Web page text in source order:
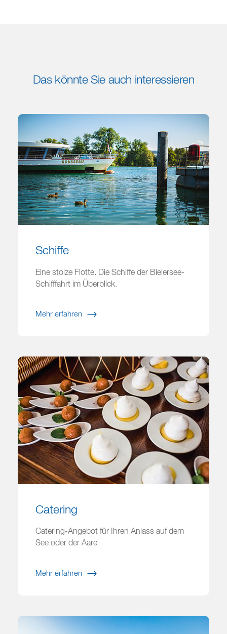
Das könnte Sie auch interessieren
Schiffe
Eine stolze Flotte. Die Schiffe der Bielersee-
Schifffahrt im Überblick.
Mehr erfahren
Catering
Catering-Angebot für Ihren Anlass auf dem
See oder der Aare
Mehr erfahren